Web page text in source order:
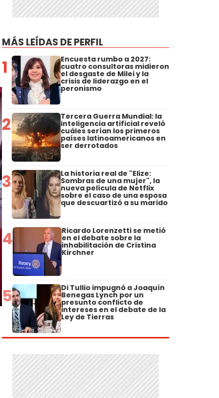
MÁS LEÍDAS DE PERFIL
1 Encuesta rumbo a 2027:
cuatro consultoras midieron
el desgaste de Milei y la
crisis de liderazgo en el
peronismo
2 Tercera Guerra Mundial: la
inteligencia artificial reveló
cuáles serían los primeros
países latinoamericanos en
ser derrotados
3 La historia real de "Elize:
Sombras de una mujer", la
nueva película de Netflix
sobre el caso de una esposa
que descuartizó a su marido
4 Ricardo Lorenzetti se metió
en el debate sobre la
inhabilitación de Cristina
Kirchner
5 Di Tullio impugnó a Joaquín
Benegas Lynch por un
presunto conflicto de
intereses en el debate de la
Ley de Tierras